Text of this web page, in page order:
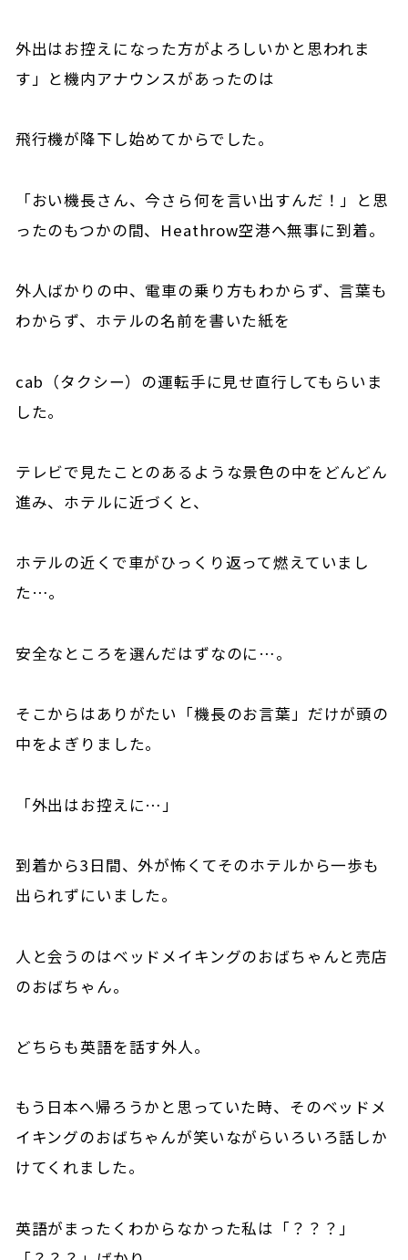
外出はお控えになった方がよろしいかと思われま
す」と機内アナウンスがあったのは
飛行機が降下し始めてからでした。
「おい機長さん、今さら何を言い出すんだ！」と思
ったのもつかの間、Heathrow空港へ無事に到着。
外人ばかりの中、電車の乗り方もわからず、言葉も
わからず、ホテルの名前を書いた紙を
cab（タクシー）の運転手に見せ直行してもらいま
した。
テレビで見たことのあるような景色の中をどんどん
進み、ホテルに近づくと、
ホテルの近くで車がひっくり返って燃えていまし
た…。
安全なところを選んだはずなのに…。
そこからはありがたい「機長のお言葉」だけが頭の
中をよぎりました。
「外出はお控えに…」
到着から3日間、外が怖くてそのホテルから一歩も
出られずにいました。
人と会うのはベッドメイキングのおばちゃんと売店
のおばちゃん。
どちらも英語を話す外人。
もう日本へ帰ろうかと思っていた時、そのベッドメ
イキングのおばちゃんが笑いながらいろいろ話しか
けてくれました。
英語がまったくわからなかった私は「？？？」